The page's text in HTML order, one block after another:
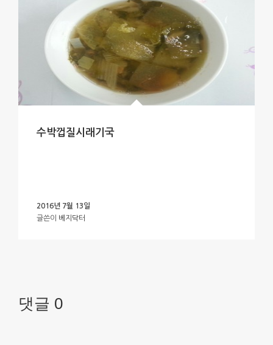
수박껍질시래기국
2016년 7월 13일
글쓴이 베지닥터
댓글 0